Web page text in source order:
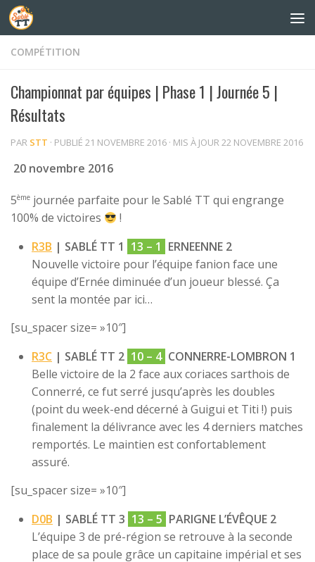
Skip to content
COMPÉTITION
Championnat par équipes | Phase 1 | Journée 5 |
Résultats
PAR STT · PUBLIÉ 21 NOVEMBRE 2016 · MIS À JOUR22 NOVEMBRE 2016
20 novembre 2016
5ème journée parfaite pour le Sablé TT qui engrange
100% de victoires
!
R3B | SABLÉ TT 1 13 – 1 ERNEENNE 2
Nouvelle victoire pour l’équipe fanion face une
équipe d’Ernée diminuée d’un joueur blessé. Ça
sent la montée par ici…
[su_spacer size= »10″]
R3C | SABLÉ TT 2 10 – 4 CONNERRE-LOMBRON 1
Belle victoire de la 2 face aux coriaces sarthois de
Connerré, ce fut serré jusqu’après les doubles
(point du week-end décerné à Guigui et Titi !) puis
finalement la délivrance avec les 4 derniers matches
remportés. Le maintien est confortablement
assuré.
[su_spacer size= »10″]
D0B | SABLÉ TT 3 13 – 5 PARIGNE L’ÉVÊQUE 2
L’équipe 3 de pré-région se retrouve à la seconde
place de sa poule grâce un capitaine impérial et ses